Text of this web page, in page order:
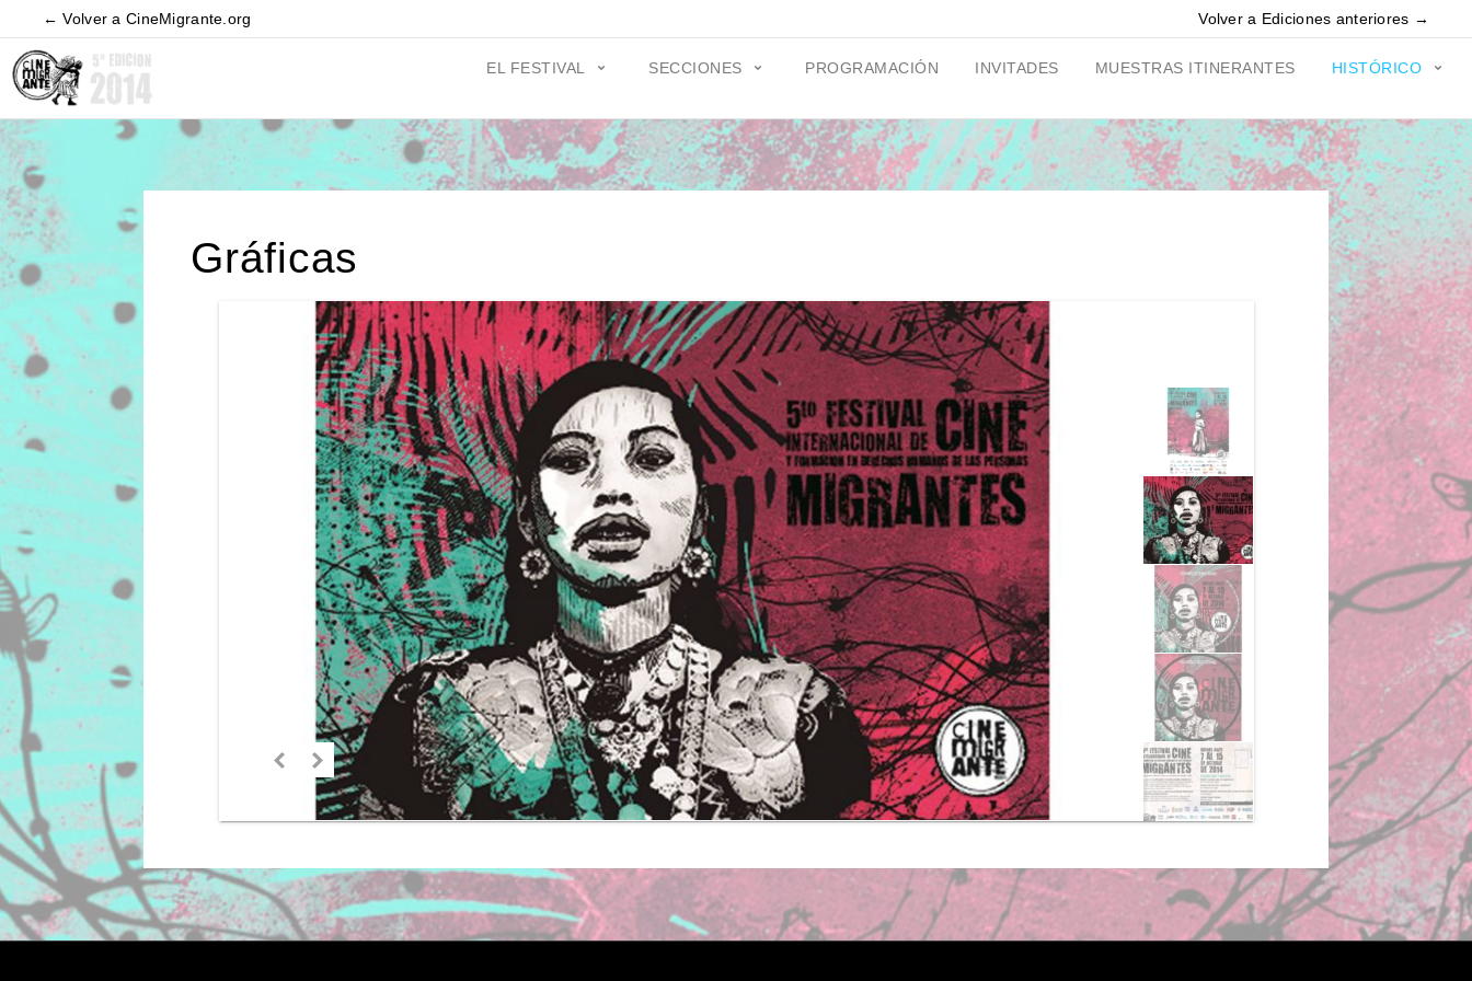
← Volver a CineMigrante.org Volver a Ediciones anteriores →
EL FESTIVAL SECCIONES PROGRAMACIÓN INVITADES MUESTRAS ITINERANTES HISTÓRICO
Gráficas